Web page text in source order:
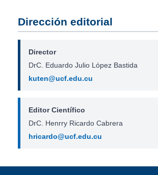
Dirección editorial
Director
DrC. Eduardo Julio López Bastida
kuten@ucf.edu.cu
Editor Científico
DrC. Henrry Ricardo Cabrera
hricardo@ucf.edu.cu